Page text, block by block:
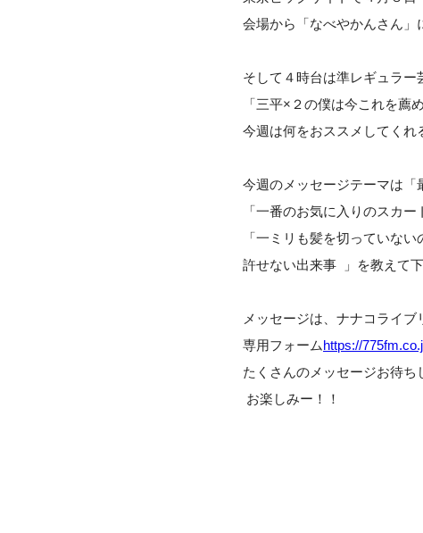
会場から「なべやかんさん」
そして４時台は準レギュラ
「三平×２の僕は今これを薦
今週は何をおススメしてくれ
今週のメッセージテーマは「
「一番のお気に入りのスカ
「一ミリも髪を切っていな
許せない出来事 」を教えて下
メッセージは、ナナコライ
専用フォームhttps://
たくさんのメッセージお待ち
お楽しみー！！